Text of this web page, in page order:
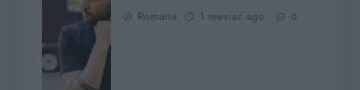
Romana 1 mesiac ago 0